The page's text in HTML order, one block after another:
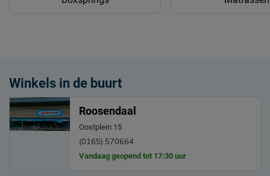
Winkels in de buurt
Roosendaal
Oostplein 15
(0165) 570664
Vandaag geopend tot 17:30 uur